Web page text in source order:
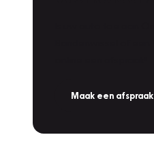
Maak een afspraak